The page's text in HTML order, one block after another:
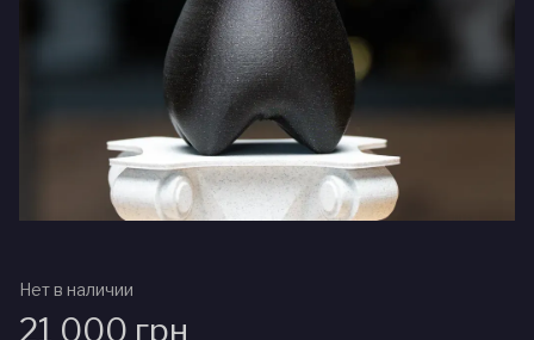
Нет в наличии
21 000 грн